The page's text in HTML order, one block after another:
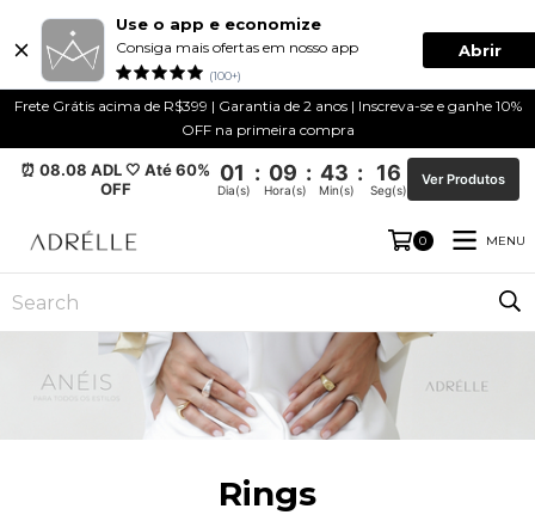
Use o app e economize
Consiga mais ofertas em nosso app
(100+)
Abrir
Frete Grátis acima de R$399 | Garantia de 2 anos | Inscreva-se e ganhe 10%
OFF na primeira compra
⏰ 08.08 ADL 🤍 Até 60%
OFF
01 : 09 : 43 : 15
Dia(s) Hora(s) Min(s) Seg(s)
Ver Produtos
0 MENU
Rings